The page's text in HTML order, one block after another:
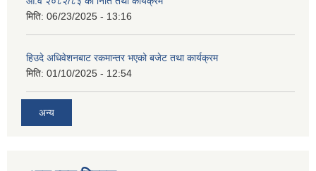
मिति: 06/23/2025 - 13:16
हिउदे अधिवेशनबाट रकमान्तर भएको बजेट तथा कार्यक्रम
मिति: 01/10/2025 - 12:54
अन्य